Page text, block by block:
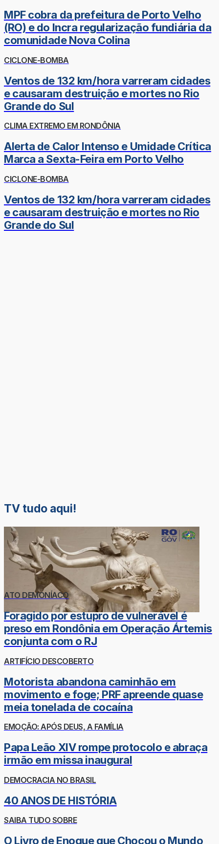
MPF cobra da prefeitura de Porto Velho
(RO) e do Incra regularização fundiária da
comunidade Nova Colina
CICLONE-BOMBA
Ventos de 132 km/hora varreram cidades
e causaram destruição e mortes no Rio
Grande do Sul
CLIMA EXTREMO EM RONDÔNIA
Alerta de Calor Intenso e Umidade Crítica
Marca a Sexta-Feira em Porto Velho
CICLONE-BOMBA
Ventos de 132 km/hora varreram cidades
e causaram destruição e mortes no Rio
Grande do Sul
TV tudo aqui!
ATO DEMONÍACO
Foragido por estupro de vulnerável é
preso em Rondônia em Operação Ártemis
conjunta com o RJ
ARTIFÍCIO DESCOBERTO
Motorista abandona caminhão em
movimento e foge; PRF apreende quase
meia tonelada de cocaína
EMOÇÃO: APÓS DEUS, A FAMÍLIA
Papa Leão XIV rompe protocolo e abraça
irmão em missa inaugural
DEMOCRACIA NO BRASIL
40 ANOS DE HISTÓRIA
SAIBA TUDO SOBRE
O Livro de Enoque que Chocou o Mundo